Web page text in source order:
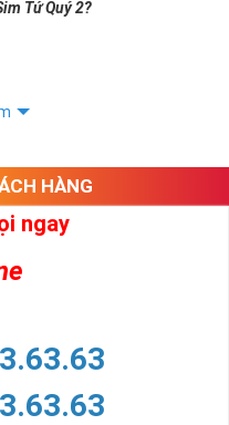
Tứ Quý 2?
sim.
ta lựa chọn, dựa vào những
HÀNG
ngay